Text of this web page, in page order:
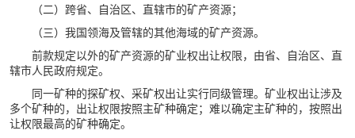
（二）跨省、自治区、直辖市的矿产资源；
（三）我国领海及管辖的其他海域的矿产资源。
前款规定以外的矿产资源的矿业权出让权限，由省、自治区、直
辖市人民政府规定。
同一矿种的探矿权、采矿权出让实行同级管理。矿业权出让涉及
多个矿种的，出让权限按照主矿种确定；难以确定主矿种的，按照出
让权限最高的矿种确定。